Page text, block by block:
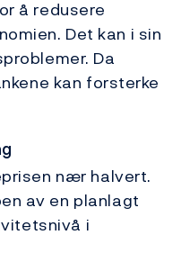
å redusere
Det kan i sin
Da
kan forsterke
nær halvert.
av en planlagt
i